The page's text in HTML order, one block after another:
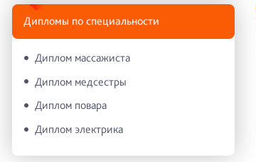
Дипломы по специальности
Диплом массажиста
Диплом медсестры
Диплом повара
Диплом электрика